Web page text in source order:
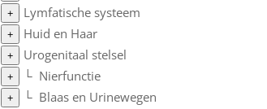
+ Lymfatische systeem
+ Huid en Haar
+ Urogenitaal stelsel
+ └ Nierfunctie
+ └ Blaas en Urinewegen